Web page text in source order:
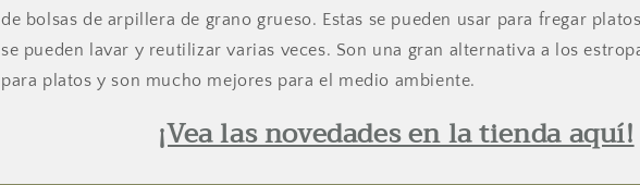
de bolsas de arpillera de grano grueso. Estas se pueden usar para fregar
se pueden lavar y reutilizar varias veces. Son una gran alternativa a los
para platos y son mucho mejores para el medio ambiente.
¡Vea las novedades en la tienda aquí!